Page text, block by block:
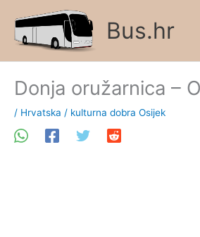
content
Bus.hr
Donja oružarnica –
/ Hrvatska / kulturna dobra Osijek